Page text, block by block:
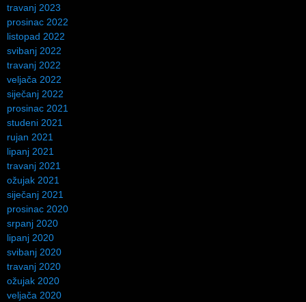
travanj 2023
prosinac 2022
listopad 2022
svibanj 2022
travanj 2022
veljača 2022
siječanj 2022
prosinac 2021
studeni 2021
rujan 2021
lipanj 2021
travanj 2021
ožujak 2021
siječanj 2021
prosinac 2020
srpanj 2020
lipanj 2020
svibanj 2020
travanj 2020
ožujak 2020
veljača 2020